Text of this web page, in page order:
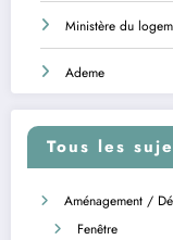
Ministère du
Ademe
Tous les
Aménagement /
Fenêtre